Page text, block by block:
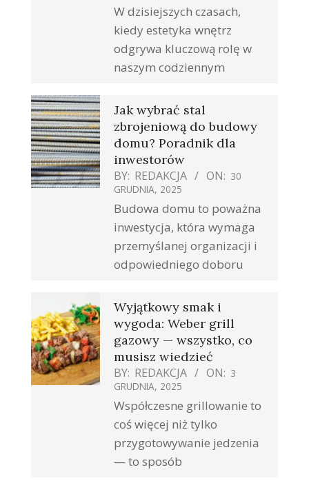
W dzisiejszych czasach,
kiedy estetyka wnętrz
odgrywa kluczową rolę w
naszym codziennym
Jak wybrać stal
zbrojeniową do budowy
domu? Poradnik dla
inwestorów
BY: REDAKCJA ON: 30
GRUDNIA, 2025
Budowa domu to poważna
inwestycja, która wymaga
przemyślanej organizacji i
odpowiedniego doboru
Wyjątkowy smak i
wygoda: Weber grill
gazowy — wszystko, co
musisz wiedzieć
BY: REDAKCJA ON: 3
GRUDNIA, 2025
Współczesne grillowanie to
coś więcej niż tylko
przygotowywanie jedzenia
— to sposób